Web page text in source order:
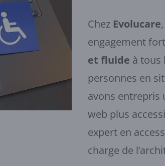
Chez Evolucare
engagement
et fluide à tous
personnes en
avons entrepris
web plus
expert en
charge de